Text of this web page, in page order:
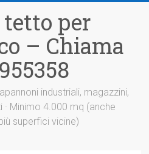
per
– Chiama
industriali, magazzini,
Minimo 4.000 mq (anche
superfici vicine)